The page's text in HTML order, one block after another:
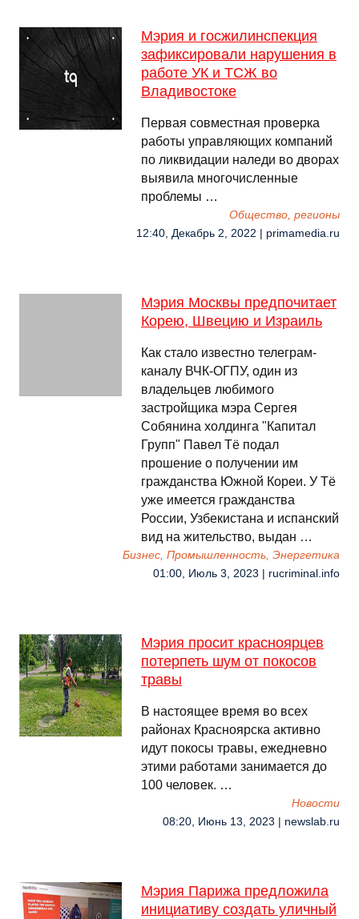
Мэрия и госжилинспекция
зафиксировали нарушения в
работе УК и ТСЖ во
Владивостоке
Первая совместная проверка
работы управляющих компаний
по ликвидации наледи во дворах
выявила многочисленные
проблемы …
Общество, регионы
12:40, Декабрь 2, 2022 | primamedia.ru
Мэрия Москвы предпочитает
Корею, Швецию и Израиль
Как стало известно телеграм-
каналу ВЧК-ОГПУ, один из
владельцев любимого
застройщика мэра Сергея
Собянина холдинга "Капитал
Групп" Павел Тё подал
прошение о получении им
гражданства Южной Кореи. У Тё
уже имеется гражданства
России, Узбекистана и испанский
вид на жительство, выдан …
Бизнес, Промышленность, Энергетика
01:00, Июль 3, 2023 | rucriminal.info
Мэрия просит красноярцев
потерпеть шум от покосов
травы
В настоящее время во всех
районах Красноярска активно
идут покосы травы, ежедневно
этими работами занимается до
100 человек. …
Новости
08:20, Июнь 13, 2023 | newslab.ru
Мэрия Парижа предложила
инициативу создать уличный